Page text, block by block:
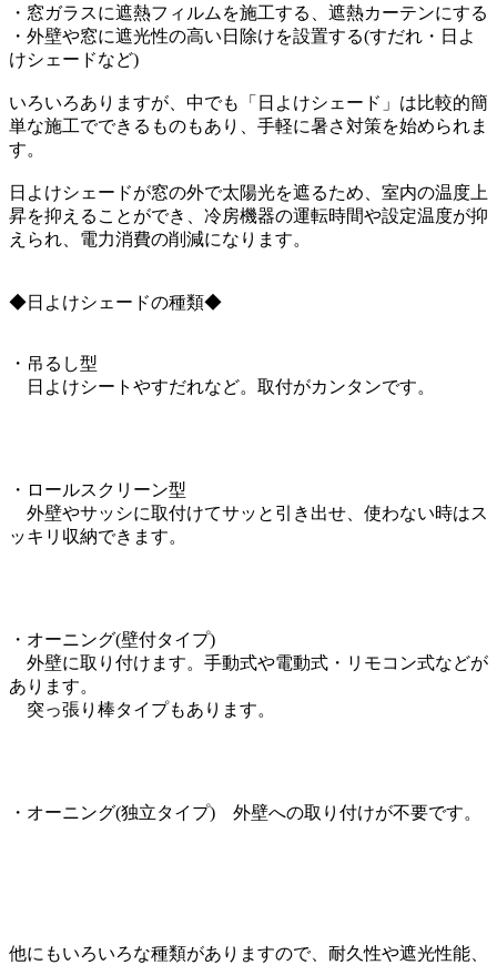
・窓ガラスに遮熱フィルムを施工する、遮熱カーテンにする
・外壁や窓に遮光性の高い日除けを設置する(すだれ・日よ
けシェードなど)
いろいろありますが、中でも「日よけシェード」は比較的簡
単な施工でできるものもあり、手軽に暑さ対策を始められま
す。
日よけシェードが窓の外で太陽光を遮るため、室内の温度上
昇を抑えることができ、冷房機器の運転時間や設定温度が抑
えられ、電力消費の削減になります。
◆日よけシェードの種類◆
・吊るし型
日よけシートやすだれなど。取付がカンタンです。
・ロールスクリーン型
外壁やサッシに取付けてサッと引き出せ、使わない時はス
ッキリ収納できます。
・オーニング(壁付タイプ)
外壁に取り付けます。手動式や電動式・リモコン式などが
あります。
突っ張り棒タイプもあります。
・オーニング(独立タイプ) 外壁への取り付けが不要です。
他にもいろいろな種類がありますので、耐久性や遮光性能、